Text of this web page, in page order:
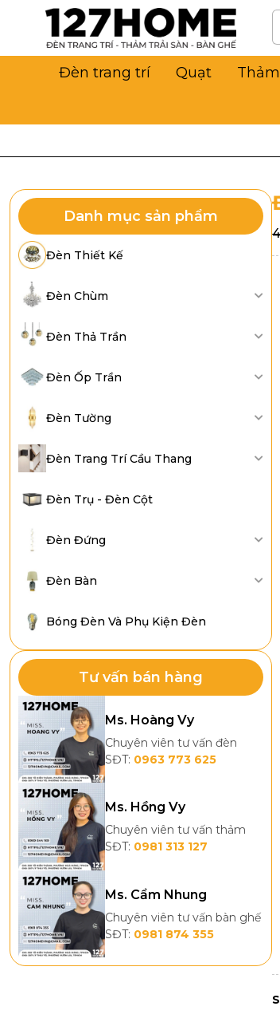
Đèn trang trí Quạt
Danh mục sản phẩm
Đèn Thiết Kế
Đèn Chùm
Đèn Thả Trần
Đèn Ốp Trần
Đèn Tường
Đèn Trang Trí Cầu Thang
Đèn Trụ - Đèn Cột
Đèn Đứng
Đèn Bàn
Bóng Đèn Và Phụ Kiện Đèn
Tư vấn bán hàng
Ms. Hoàng Vy
Chuyên viên tư vấn đèn
SĐT: 0963 773 625
Ms. Hồng Vy
Chuyên viên tư vấn thảm
SĐT: 0981 313 127
Ms. Cẩm Nhung
Chuyên viên tư vấn bàn ghế
SĐT: 0981 874 355